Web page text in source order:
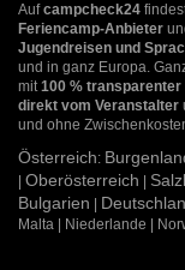
Aufcampcheck24
Feriencamp-Anbieter
Jugendreisen und
und in ganz Europa.
mit100 %
direkt vom Veranstalter
und ohne
Österreich:
Oberösterreich
Bulgarien
Malta | Niederlande |